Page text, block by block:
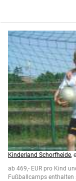
Kinderland Schorfheide,
ab 469,- EUR pro Kind
Fußballcamps enthalten